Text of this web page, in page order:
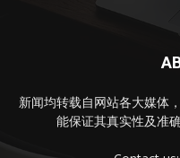
新闻均转载自网站各大媒体
能保证其真实性及准